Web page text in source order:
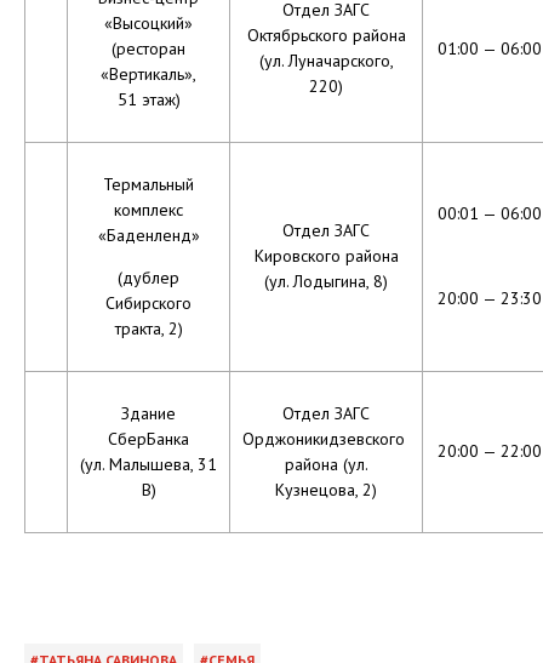
«Высоцкий»
(ресторан
«Вертикаль»,
51 этаж)
Отдел ЗАГС
Октябрьского района
(ул. Луначарского,
220)
01:00 — 06:00
Термальный
комплекс
«Баденленд»
(дублер
Сибирского
тракта, 2)
Отдел ЗАГС
Кировского района
(ул. Лодыгина, 8)
00:01 — 06:00
20:00 — 23:30
Здание
СберБанка
(ул. Малышева, 31
В)
Отдел ЗАГС
Орджоникидзевского
района (ул.
Кузнецова, 2)
20:00 — 22:00